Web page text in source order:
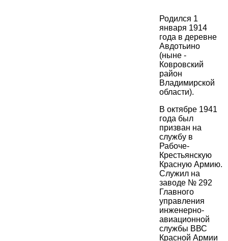
Родился 1
января 1914
года в деревне
Авдотьино
(ныне -
Ковровский
район
Владимирской
области).
В октябре 1941
года был
призван на
службу в
Рабоче-
Крестьянскую
Красную Армию.
Служил на
заводе № 292
Главного
управления
инженерно-
авиационной
службы ВВС
Красной Армии